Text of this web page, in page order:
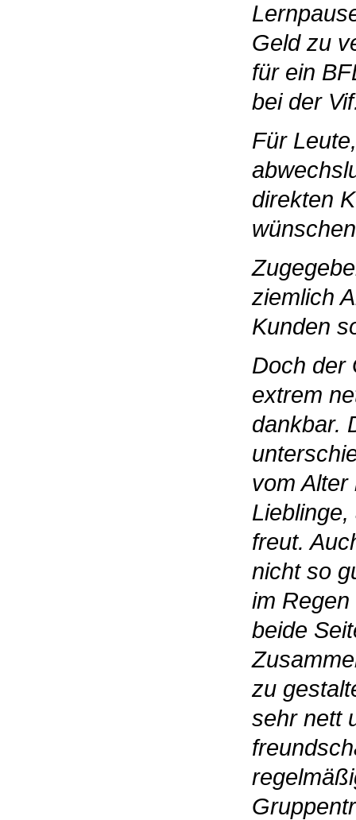
Geld zu
für ein
bei der
Für
direkten
ziemlich
Kunden
Doch der
extrem
dankbar.
vom
freut.
nicht so
im
beide
zu
sehr nett